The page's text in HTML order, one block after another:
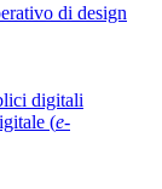
di design
digitali
(e-